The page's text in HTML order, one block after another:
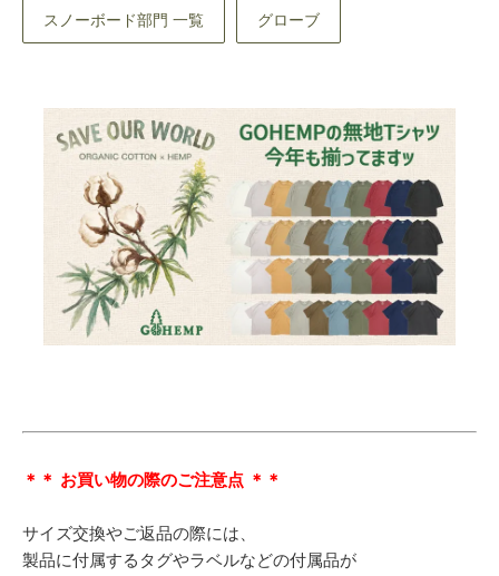
スノーボード部門 一覧 グローブ
＊＊ お買い物の際のご注意点 ＊＊
サイズ交換やご返品の際には、
製品に付属するタグやラベルなどの付属品が